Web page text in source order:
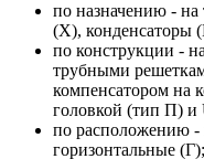
по назначению -
(X), конденсаторы
по конструкции -
трубными
компенсатором на
головкой (тип П)
по расположению -
горизонтальные (Г);